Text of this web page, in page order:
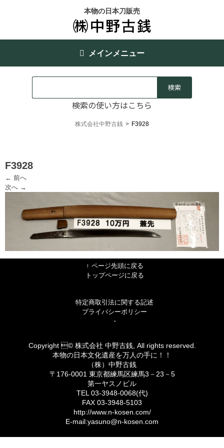
本物の日本刀販売
メインメニュー
検索の使い方はこちら
株式会社中野古銭 > F3928
F3928
← 前へ
次へ →
↑ ページ先頭に戻る
トップページに戻る
特定商取引法に関する記述
プライバシーポリシー
・
Copyright © 株式会社 中野古銭, All rights reserved.
本物の日本文化遺産を万人の手に！！
（株）中野古銭
〒176-0001 東京都練馬区練馬3－23－5
第一ヤスノビル
TEL 03-3948-0068(代)
FAX 03-3948-5103
http://www.n-kosen.com/
E-mail:yasuno@n-kosen.com